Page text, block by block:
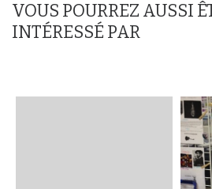
VOUS POURREZ AUSSI
INTÉRESSÉ PAR